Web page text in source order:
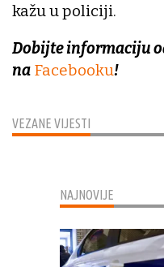
VEZANE VIJESTI
kažu u policiji.
Dobijte informaciju
na Facebooku!
NAJNOVIJE